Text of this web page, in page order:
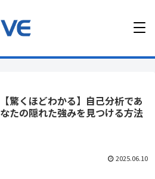
【驚くほどわかる】自己分析であ
なたの隠れた強みを見つける方法
2025.06.10